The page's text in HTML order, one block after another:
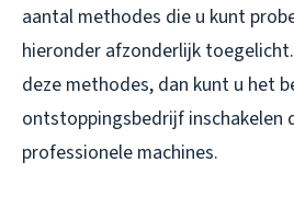
aantal methodes die u kunt
hieronder afzonderlijk
deze methodes, dan kunt u het
ontstoppingsbedrijf inschakelen
professionele machines.